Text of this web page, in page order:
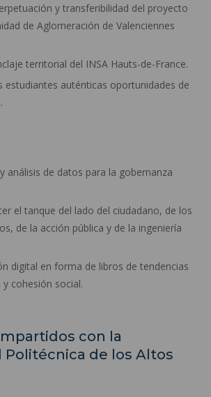
y transferibilidad del proyecto
de Aglomeración de Valenciennes
territorial del INSA Hauts-de-France.
estudiantes auténticas oportunidades de
análisis de datos para la gobernanza
el tanque del lado del ciudadano, de los
de la acción pública y de la ingeniería
digital en forma de libros de tendencias
cohesión social.
con la
Politécnica de los Altos